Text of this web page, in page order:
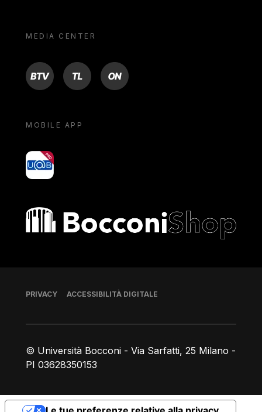
MEDIA CENTER
BTV TL ON
MOBILE APP
yoU@B
Bocconi shop
© Università Bocconi - Via Sarfatti, 25 Milano -
PI 03628350153
Piè di pagina
PRIVACY ACCESSIBILITÀ DIGITALE